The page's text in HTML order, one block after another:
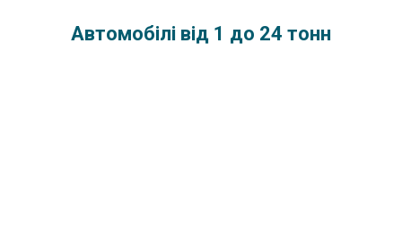
Автомобілі від 1 до 24 тонн